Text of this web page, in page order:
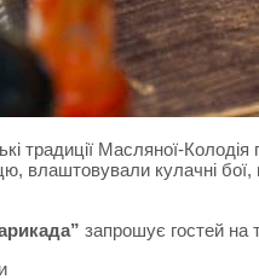
традиції Масляної-
влаштовували кулачні
запрошує гостей на